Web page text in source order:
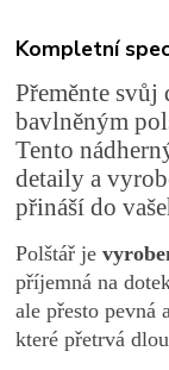
Kompletní
Přeměnte
bavlněným
Tento
detaily a
přináší do
Polštář je
příjemná na
ale přesto pevná
které přetrvá